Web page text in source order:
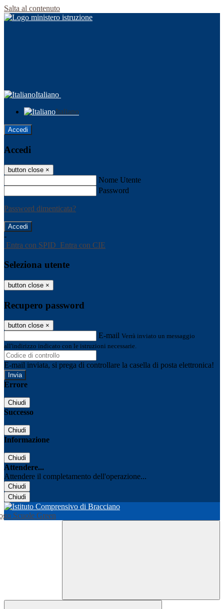
Salta al contenuto
Italiano
Italiano
Accedi
Accedi
button close ×
Nome Utente
Password
Password dimenticata?
-
Entra con SPID Entra con CIE
Seleziona utente
button close ×
Recupero password
button close ×
E-mail Verrà inviato un messaggio
all'indirizzo indicato con le istruzioni necessarie.
E-mail inviata, si prega di controllare la casella di posta elettronica!
Errore
Chiudi
Successo
Chiudi
Informazione
Chiudi
Attendere...
Attendere il completamento dell'operazione...
Chiudi
Chiudi